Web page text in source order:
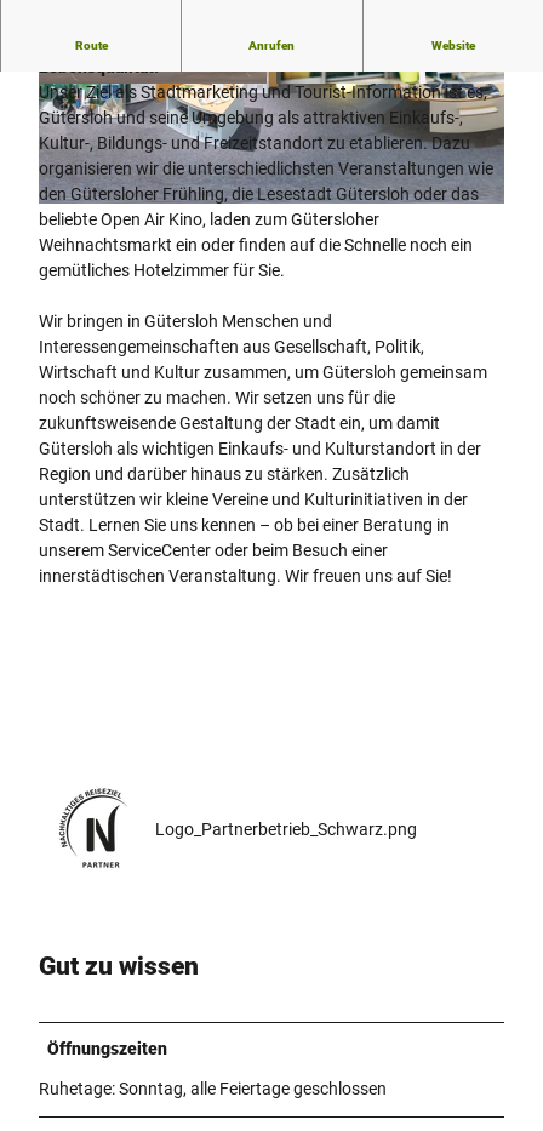
© Gütersloh Marketing GmbH, Gütersloh, Matheus Fernandes | CC-BY-SA
© Gütersloh Marketing GmbH, Gütersloh, Math
eus Fernandes |CC-BY-SA
© Gütersloh Marketing GmbH, Gütersloh, Mich
ael Adamski |CC-BY-SA
Route Anrufen Website
Gütersloh ist eine sympathische Stadt mit hoher
Unser Ziel als Stadtmarketing und Tourist-Information ist es,
Gütersloh und seine Umgebung als attraktiven Einkaufs-,
Kultur-, Bildungs- und Freizeitstandort zu etablieren. Dazu
organisieren wir die unterschiedlichsten Veranstaltungen wie
den Gütersloher Frühling, die Lesestadt Gütersloh oder das
beliebte Open Air Kino, laden zum Gütersloher
Weihnachtsmarkt ein oder finden auf die Schnelle noch ein
gemütliches Hotelzimmer für Sie.
Wir bringen in Gütersloh Menschen und
Interessengemeinschaften aus Gesellschaft, Politik,
Wirtschaft und Kultur zusammen, um Gütersloh gemeinsam
noch schöner zu machen. Wir setzen uns für die
zukunftsweisende Gestaltung der Stadt ein, um damit
Gütersloh als wichtigen Einkaufs- und Kulturstandort in der
Region und darüber hinaus zu stärken. Zusätzlich
unterstützen wir kleine Vereine und Kulturinitiativen in der
Stadt. Lernen Sie uns kennen – ob bei einer Beratung in
unserem ServiceCenter oder beim Besuch einer
innerstädtischen Veranstaltung. Wir freuen uns auf Sie!
Logo_Partnerbetrieb_Schwarz.png
Gut zu wissen
Öffnungszeiten
Ruhetage: Sonntag, alle Feiertage geschlossen